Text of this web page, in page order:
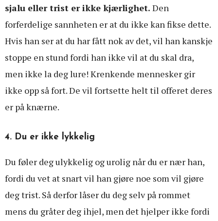
sjalu eller trist er ikke kjærlighet. Den
forferdelige sannheten er at du ikke kan fikse dette.
Hvis han ser at du har fått nok av det, vil han kanskje
stoppe en stund fordi han ikke vil at du skal dra,
men ikke la deg lure! Krenkende mennesker gir
ikke opp så fort. De vil fortsette helt til offeret deres
er på knærne.
4. Du er ikke lykkelig
Du føler deg ulykkelig og urolig når du er nær han,
fordi du vet at snart vil han gjøre noe som vil gjøre
deg trist. Så derfor låser du deg selv på rommet
mens du gråter deg ihjel, men det hjelper ikke fordi